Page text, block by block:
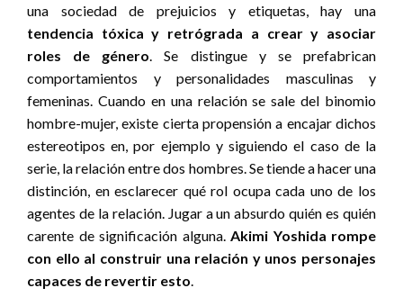
una sociedad de prejuicios y etiquetas, hay una
tendencia tóxica y retrógrada a crear y asociar
roles de género . Se distingue y se prefabrican
comportamientos y personalidades masculinas y
femeninas. Cuando en una relación se sale del binomio
hombre-mujer, existe cierta propensión a encajar dichos
estereotipos en, por ejemplo y siguiendo el caso de la
serie, la relación entre dos hombres. Se tiende a hacer una
distinción, en esclarecer qué rol ocupa cada uno de los
agentes de la relación. Jugar a un absurdo quién es quién
carente de significación alguna. Akimi Yoshida rompe
con ello al construir una relación y unos personajes
capaces de revertir esto